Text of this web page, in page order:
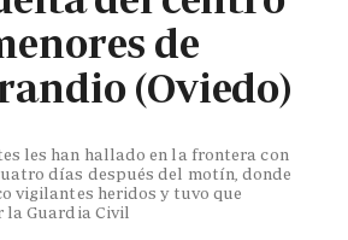
de
(Oviedo)
les han hallado en la frontera con
días después del motín, donde
vigilantes heridos y tuvo que
la Guardia Civil